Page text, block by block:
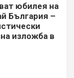
юбилея на
България –
изложба в